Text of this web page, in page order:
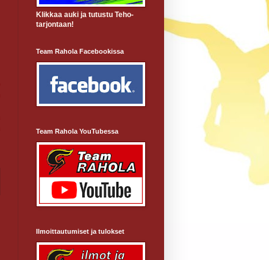
Klikkaa auki ja tutustu Teho-
tarjontaan!
Team Rahola Facebookissa
Team Rahola YouTubessa
Ilmoittautumiset ja tulokset